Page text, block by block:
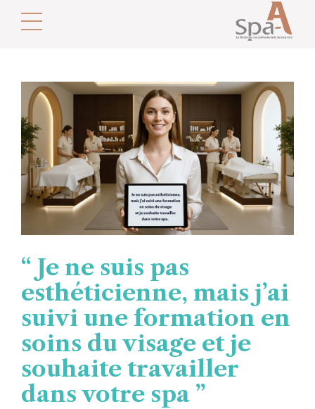
“ Je ne suis pas
esthéticienne, mais j’ai
suivi une formation en
soins du visage et je
souhaite travailler
dans votre spa ”